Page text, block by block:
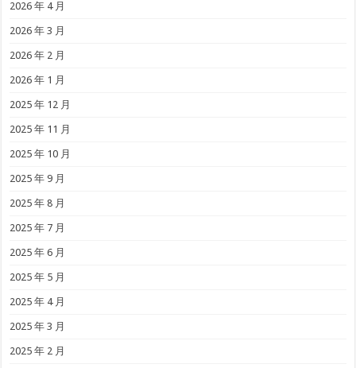
2026 年 4 月
2026 年 3 月
2026 年 2 月
2026 年 1 月
2025 年 12 月
2025 年 11 月
2025 年 10 月
2025 年 9 月
2025 年 8 月
2025 年 7 月
2025 年 6 月
2025 年 5 月
2025 年 4 月
2025 年 3 月
2025 年 2 月